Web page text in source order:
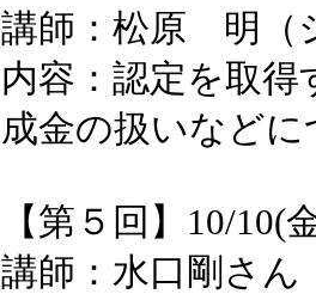
講師：松原 明（
内容：認定を取
成金の扱いなど
【第５回】10/
講師：水口剛さん